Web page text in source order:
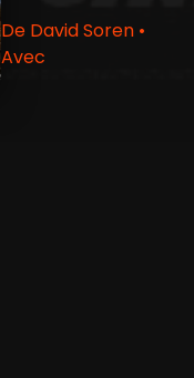
De David Soren •
Avec